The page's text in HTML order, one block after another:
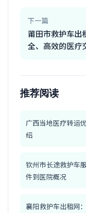
下一篇
莆田市救护车出
全、高效的医疗
推荐阅读
广西当地医疗转运
绍
钦州市长途救护车
件到医院概况
襄阳救护车出租网